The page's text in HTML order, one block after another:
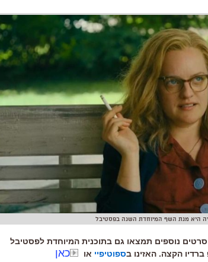
היא מנת השף המיוחדת השנה בפסטיבל
נוספים תמצאו גם בתוכנית המיוחדת לפסטיבל
הקצה. האזינו בספוטיפיי או כאן